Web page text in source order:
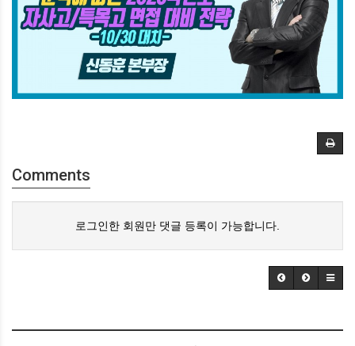
Comments
로그인한 회원만 댓글 등록이 가능합니다.